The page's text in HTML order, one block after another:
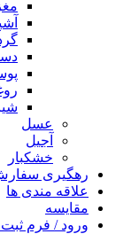
عسل
آجیل
خشکبار
رهگیری
علاقه مندی ها
مقایسه
ورود / فرم ثبت